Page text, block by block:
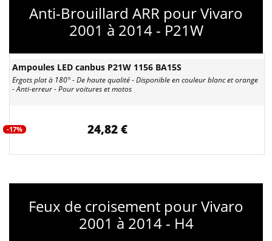
Anti-Brouillard ARR pour Vivaro
2001 à 2014 - P21W
Ampoules LED canbus P21W 1156 BA15S
Ergots plat à 180° - De haute qualité - Disponible en couleur blanc et orange
- Anti-erreur - Pour voitures et motos
-17% 24,82 €
Feux de croisement pour Vivaro
2001 à 2014 - H4